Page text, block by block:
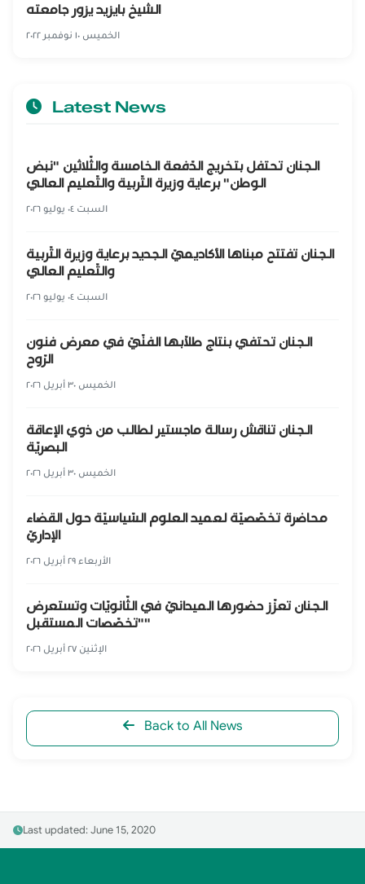
الشيخ بايزيد يزور جامعته
الخميس ١٠ نوفمبر ٢٠٢٢
Latest News
الجنان تحتفل بتخريج الدّفعة الخامسة والثّلاثين "نبض
الوطن" برعاية وزيرة التّربية والتّعليم العالي
السبت ٠٤ يوليو ٢٠٢٦
الجنان تفتتح مبناها الأكاديميّ الجديد برعاية وزيرة التّربية
والتّعليم العالي
السبت ٠٤ يوليو ٢٠٢٦
الجنان تحتفي بنتاج طلّابها الفنّيّ في معرض فنون
الرّوح
الخميس ٣٠ أبريل ٢٠٢٦
الجنان تناقش رسالة ماجستير لطالب من ذوي الإعاقة
البصريّة
الخميس ٣٠ أبريل ٢٠٢٦
محاضرة تخصّصيّة لعميد العلوم السّياسيّة حول القضاء
الإداريّ
الأربعاء ٢٩ أبريل ٢٠٢٦
الجنان تعزّز حضورها الميدانيّ في الثّانويّات وتستعرض
"تخصّصات المستقبل"
الإثنين ٢٧ أبريل ٢٠٢٦
Back to All News
Last updated: June 15, 2020